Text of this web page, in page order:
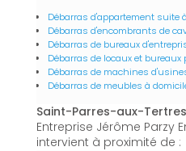
Débarras d'appartement suite
Débarras d'encombrants de
Débarras de bureaux
Débarras de locaux et bureaux
Débarras de machines
Débarras de meubles à
Saint-Parres-aux-Tertres
Entreprise Jérôme Parzy
intervient à proximité de :